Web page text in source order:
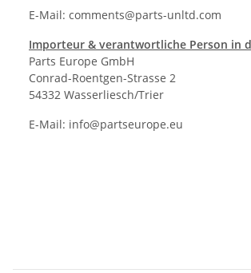
E-Mail: comments@parts-unltd.com
Importeur & verantwortliche Person in
Parts Europe GmbH
Conrad-Roentgen-Strasse 2
54332 Wasserliesch/Trier
E-Mail: info@partseurope.eu